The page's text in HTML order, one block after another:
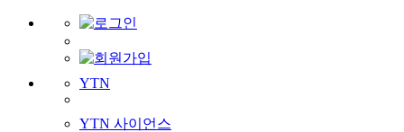
YTN
YTN 사이언스